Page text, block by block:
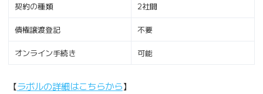
契約の種類 2社間
債権譲渡登記 不要
オンライン手続き 可能
【ラボルの詳細はこちらから】